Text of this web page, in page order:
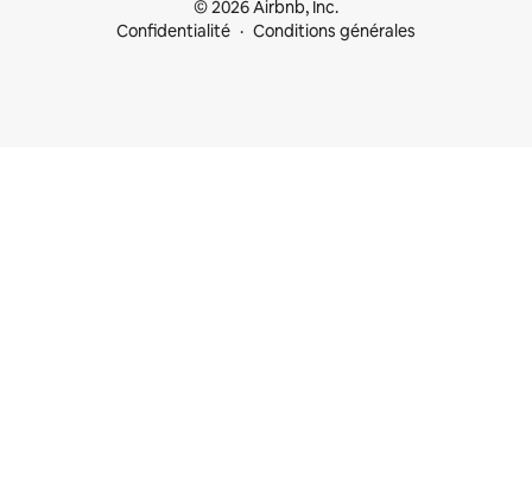
© 2026 Airbnb, Inc.
Confidentialité
Conditions générales